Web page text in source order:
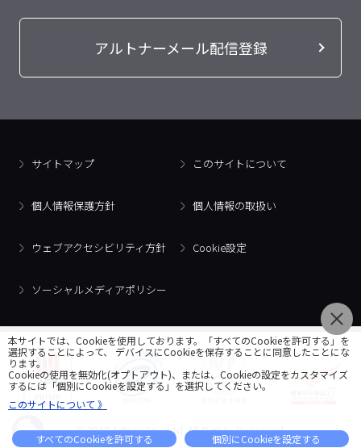
アルトナーメール配信登録
サイトマップ このサイトについて
個人情報保護方針 個人情報の取扱い
ウェブアクセシビリティ方針 Cookie設定
ソーシャルメディアポリシー
© 2018 Artner Co., Ltd. All Rights Reserved.
本サイトでは、Cookieを使用しております。「すべてのCookieを許可する」を
選択することによって、 デバイスにCookieを保存することに同意したことにな
ります。
Cookieの使用を無効化(オプトアウト)、または、Cookieの設定をカスタマイズ
するには「個別にCookieを設定する」を選択してください。
このサイトについて 》
すべてのCookieを許可する 個別にCookieを設定する